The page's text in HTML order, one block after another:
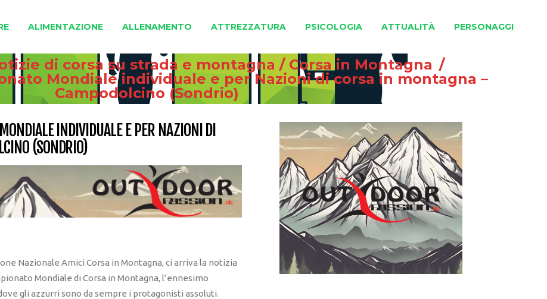
ALIMENTAZIONE ALLENAMENTO ATTREZZATURA PSICOLOGIA ATTUALITÀ PERSONAGGI
di corsa su strada e montagna / Corsa in Montagna /
Mondiale individuale e per Nazioni di corsa in montagna –
Campodolcino (Sondrio)
INDIVIDUALE E PER NAZIONI DI
(SONDRIO)
Nazionale Amici Corsa in Montagna, ci arriva la notizia
Mondiale di Corsa in Montagna, l’ennesimo
gli azzurri sono da sempre i protagonisti assoluti.